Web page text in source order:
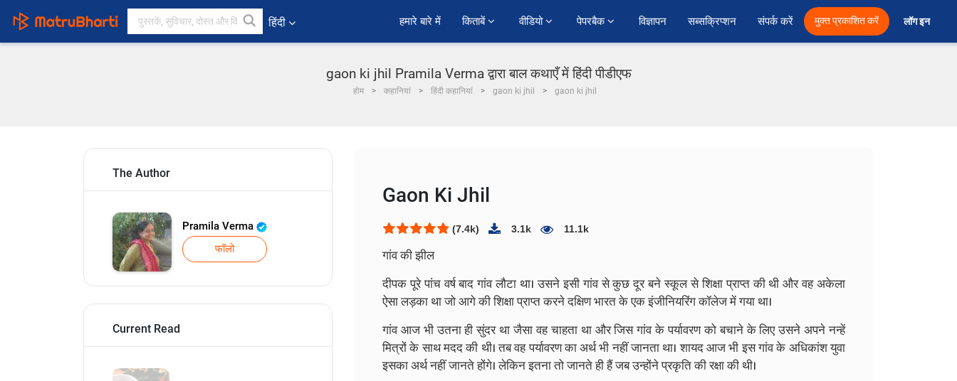
हिंदी हमारे बारे में किताबें वीडियो पेपरबैक विज्ञापन सब्सक्रिप्शन संपर्क करें मुक्त प्रकाशित करें लॉग इन
gaon ki jhil Pramila Verma द्वारा बाल कथाएँ में हिंदी पीडीएफ
होम कहानियां हिंदी कहानियां gaon ki jhil gaon ki jhil
The Author
Pramila Verma
फॉलो
Current Read
Gaon Ki Jhil
(7.4k) 3.1k 11.1k
गांव की झील
दीपक पूरे पांच वर्ष बाद गांव लौटा था। उसने इसी गांव से कुछ दूर बने स्कूल से शिक्षा प्राप्त की थी और वह अकेला
ऐसा लड़का था जो आगे की शिक्षा प्राप्त करने दक्षिण भारत के एक इंजीनियरिंग कॉलेज में गया था।
गांव आज भी उतना ही सुंदर था जैसा वह चाहता था और जिस गांव के पर्यावरण को बचाने के लिए उसने अपने नन्हें
मित्रों के साथ मदद की थी। तब वह पर्यावरण का अर्थ भी नहीं जानता था। शायद आज भी इस गांव के अधिकांश युवा
इसका अर्थ नहीं जानते होंगे। लेकिन इतना तो जानते ही हैं जब उन्होंने प्रकृति की रक्षा की थी।